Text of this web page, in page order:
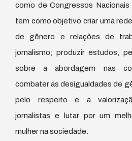
como de Congressos
tem como objetivo criar uma
de gênero e relações de
jornalismo; produzir estudos,
sobre a abordagem nas
combater as desigualdades de
pelo respeito e a
jornalistas e lutar por um
mulher na sociedade.